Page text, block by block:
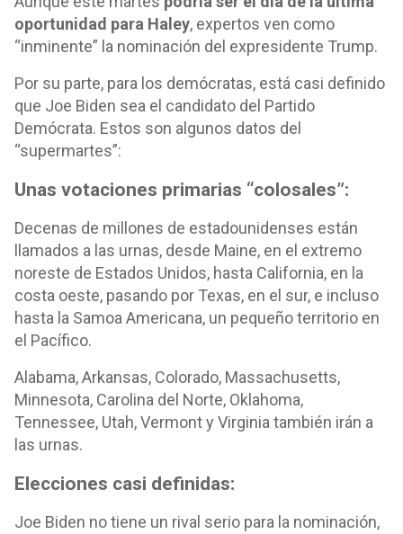
oportunidad para Haley, expertos ven como
“inminente” la nominación del expresidente Trump.
Por su parte, para los demócratas, está casi definido
que Joe Biden sea el candidato del Partido
Demócrata. Estos son algunos datos del
“supermartes”:
Unas votaciones primarias “colosales”:
Decenas de millones de estadounidenses están
llamados a las urnas, desde Maine, en el extremo
noreste de Estados Unidos, hasta California, en la
costa oeste, pasando por Texas, en el sur, e incluso
hasta la Samoa Americana, un pequeño territorio en
el Pacífico.
Alabama, Arkansas, Colorado, Massachusetts,
Minnesota, Carolina del Norte, Oklahoma,
Tennessee, Utah, Vermont y Virginia también irán a
las urnas.
Elecciones casi definidas:
Joe Biden no tiene un rival serio para la nominación,